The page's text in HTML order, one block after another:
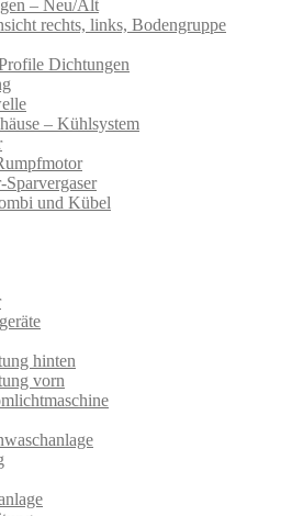
– Neu/Alt
rechts, links, Bodengruppe
Dichtungen
– Kühlsystem
Sparvergaser
und Kübel
hinten
vorn